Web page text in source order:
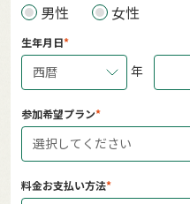
男性 女性
生年月日
西暦 年
参加希望プラン
選択してください
料金お支払い方法